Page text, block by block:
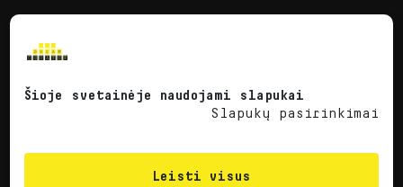
Privatumo politika
Šioje svetainėje naudojami slapukai
Slapukų pasirinkimai
Leisti visus